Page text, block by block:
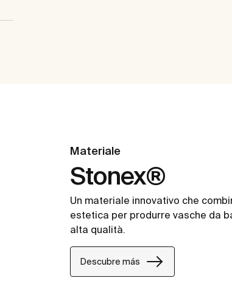
Materiale
Stonex®
Un materiale innovativo che
estetica per produrre vasche da
alta qualità.
Descubre más